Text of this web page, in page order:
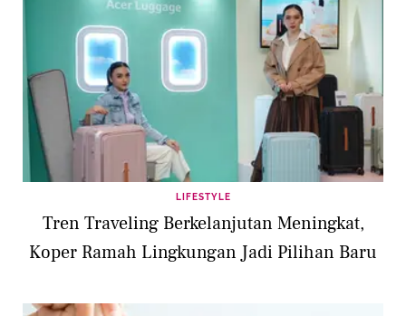
LIFESTYLE
Tren Traveling Berkelanjutan Meningkat,
Koper Ramah Lingkungan Jadi Pilihan Baru